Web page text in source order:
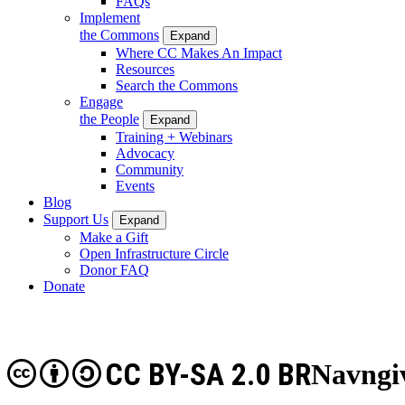
Implement
the Commons
Expand
Where CC Makes An Impact
Resources
Search the Commons
Engage
the People
Expand
Training + Webinars
Advocacy
Community
Events
Blog
Support Us
Expand
Make a Gift
Open Infrastructure Circle
Donor FAQ
Donate
CC BY-SA 2.0 BR